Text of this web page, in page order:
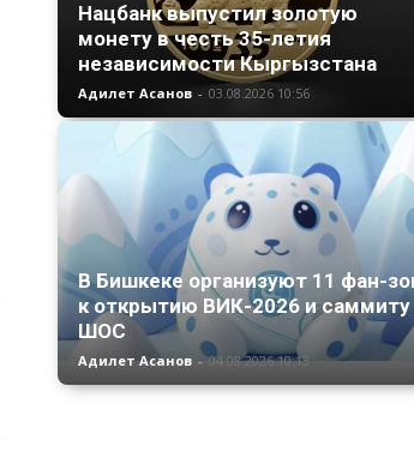
Нацбанк выпустил золотую
монету в честь 35-летия
независимости Кыргызстана
Адилет Асанов - 03.08.2026 10:56
В Бишкеке организуют 11 фан-
к открытию ВИК-2026 и саммиту
ШОС
Адилет Асанов - 04.08.2026 10:13